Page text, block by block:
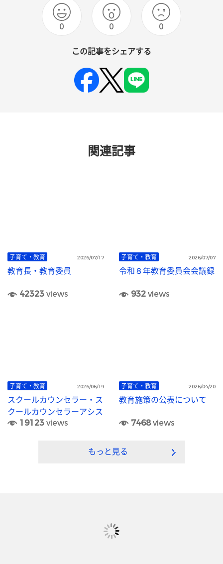
0 0 0
この記事をシェアする
関連記事
子育て・教育 2026/07/17
教育長・教育委員
42323views
子育て・教育 2026/07/07
令和８年教育委員会会議録
932views
子育て・教育 2026/06/19
スクールカウンセラー・ス
クールカウンセラーアシス
タント・心のサポータ
19123views
子育て・教育 2026/04/20
教育施策の公表について
7468views
もっと見る